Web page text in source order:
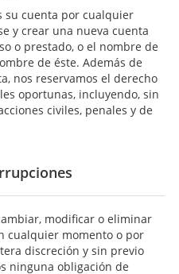
su cuenta por cualquier
y crear una nueva cuenta
o prestado, o el nombre de
de éste. Además de
nos reservamos el derecho
oportunas, incluyendo, sin
civiles, penales y de
modificar o eliminar
cualquier momento o por
discreción y sin previo
ninguna obligación de